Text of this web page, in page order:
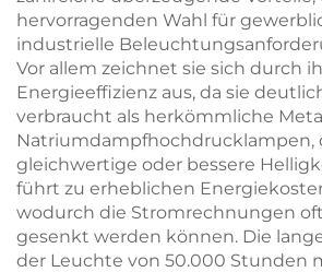
hervorragenden Wahl für
industrielle
Vor allem zeichnet sie sich durch
Energieeffizienz aus, da sie
verbraucht als herkömmliche
Natriumdampfhochdrucklampen,
gleichwertige oder bessere
führt zu erheblichen
wodurch die Stromrechnungen oft
gesenkt werden können. Die
der Leuchte von 50.000 Stunden